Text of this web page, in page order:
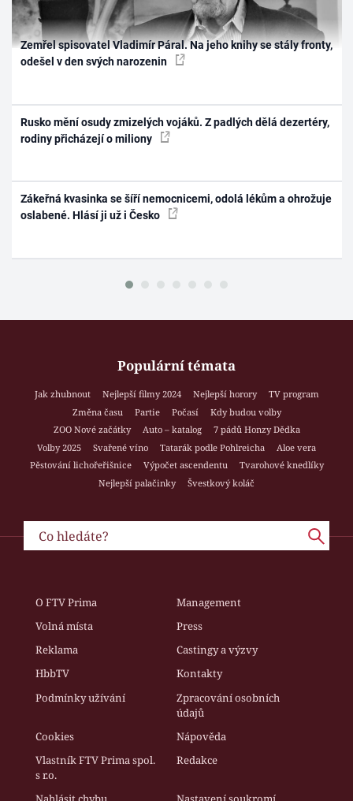
Zemřel spisovatel Vladimír Páral. Na jeho knihy se stály fronty,
odešel v den svých narozenin
Rusko mění osudy zmizelých vojáků. Z padlých dělá dezertéry,
rodiny přicházejí o miliony
Zákeřná kvasinka se šíří nemocnicemi, odolá lékům a ohrožuje
oslabené. Hlásí ji už i Česko
Populární témata
Jak zhubnout Nejlepší filmy 2024 Nejlepší horory
TV program
Změna času
Partie Počasí
Kdy budou volby
ZOO Nové začátky
Auto – katalog
7 pádů Honzy Dědka
Volby 2025
Svařené víno Tatarák podle Pohlreicha
Aloe vera
Pěstování lichořeřišnice
Výpočet ascendentu
Tvarohové knedlíky
Nejlepší palačinky
Švestkový koláč
O FTV Prima
Management
Volná místa
Press
Reklama
Castingy a výzvy
HbbTV
Kontakty
Podmínky užívání
Zpracování osobních
údajů
Cookies
Nápověda
Vlastník FTV Prima spol.
s r.o.
Redakce